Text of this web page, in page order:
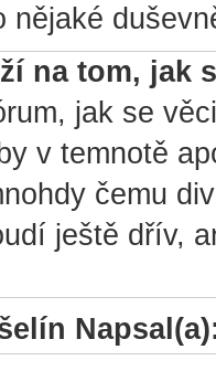
nějaké
na tom, jak
jak se
v temnotě
čemu
ještě dřív,